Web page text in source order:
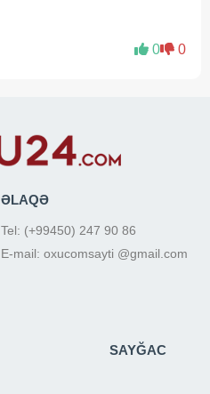
0 0
ƏLAQƏ
Tel: (+99450) 247 90 86
E-mail: oxucomsayti @gmail.com
SAYĞAC